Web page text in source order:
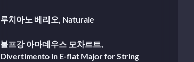
루치아노 베리오, Naturale
볼프강 아마데우스 모차르트,
Divertimento in E-flat Major for String